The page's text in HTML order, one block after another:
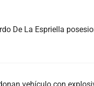
De La Espriella